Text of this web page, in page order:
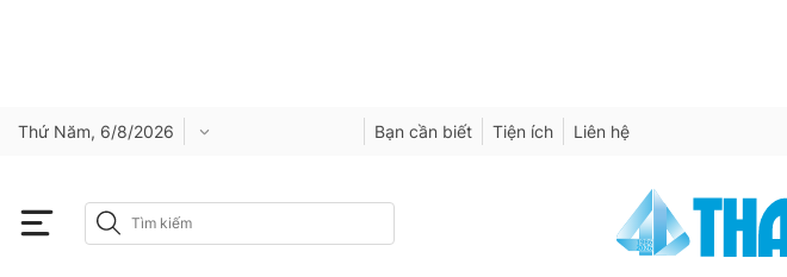
Thứ Năm, 6/8/2026 Bạn cần biết Tiện ích Liên hệ